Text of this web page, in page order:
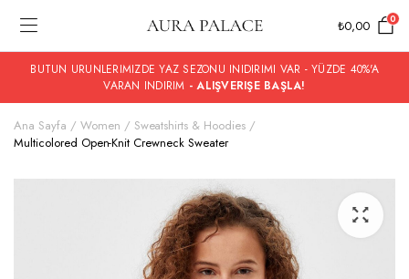
₺0,00 0
BUTUN URUNLERIMIZDE YAZ SEZONU INIDIRIMI VAR - YÜZDE 40%'A
VARAN INDIRIM - ALIŞVERIŞE BAŞLA!
Ana Sayfa Women
Sweatshirts & Hoodies
Multicolored Open-Knit Crewneck Sweater